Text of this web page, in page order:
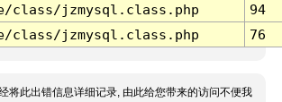
class/jzmysql.class.php
94
class/jzmysql.class.php 76
将此出错信息详细记录, 由此给您带来的访问不便我